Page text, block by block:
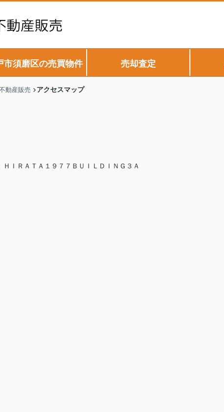
市須磨区の売買物件 売却査定
動産販売 アクセスマップ
ＩＲＡＴＡ１９７７ＢＵＩＬＤＩＮＧ３Ａ